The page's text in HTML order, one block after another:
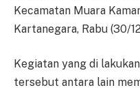
Kecamatan Muara
Kartanegara, Rabu (30/
Kegiatan yang di
tersebut antara lain